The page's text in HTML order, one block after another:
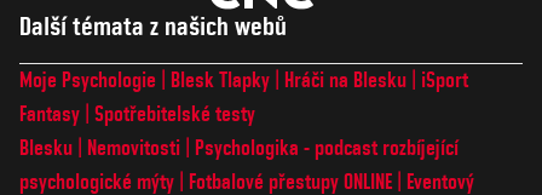
Další témata z našich webů
Moje Psychologie Blesk Tlapky Hráči na Blesku
iSport
Fantasy Spotřebitelské testy
Blesku
Nemovitosti
Psychologika - podcast rozbíjející
psychologické mýty
Fotbalové přestupy ONLINE
Eventový